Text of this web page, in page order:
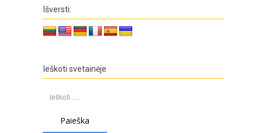
Išversti:
Ieškoti svetainėje